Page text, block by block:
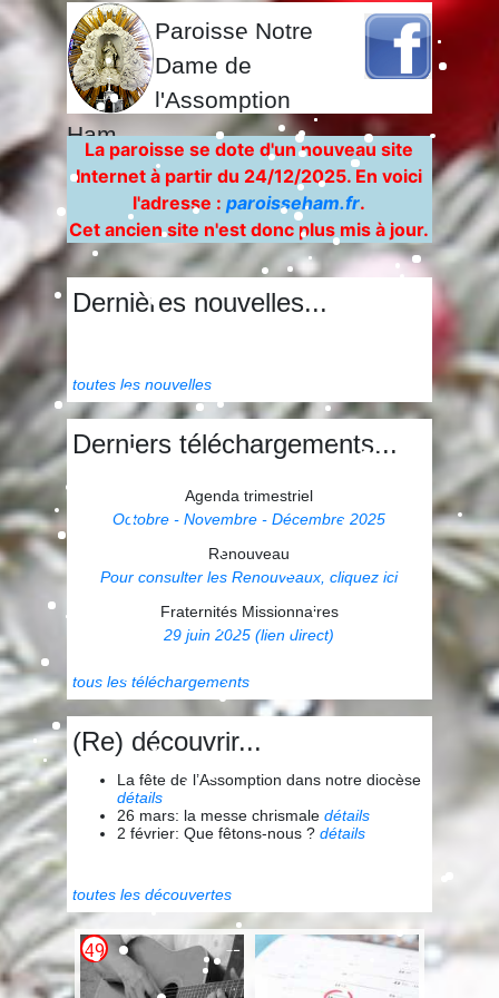
Paroisse Notre
Dame de
l'Assomption
Ham
La paroisse se dote d'un nouveau site
Internet à partir du 24/12/2025. En voici
l'adresse :paroisseham.fr.
Cet ancien site n'est donc plus mis à jour.
Dernières nouvelles...
toutes les nouvelles
Derniers téléchargements...
Agenda trimestriel
Octobre - Novembre - Décembre 2025
Renouveau
Pour consulter les Renouveaux, cliquez ici
Fraternités Missionnaires
29 juin 2025 (lien direct)
tous les téléchargements
(Re) découvrir...
La fête de l’Assomption dans notre diocèse
détails
26 mars: la messe chrismale détails
2 février: Que fêtons-nous ? détails
toutes les découvertes
49